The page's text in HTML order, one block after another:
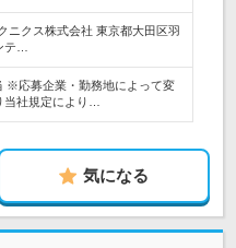
ニクス株式会社 東京都大田区羽
テ…
※応募企業・勤務地によって変
社規定により…
気になる